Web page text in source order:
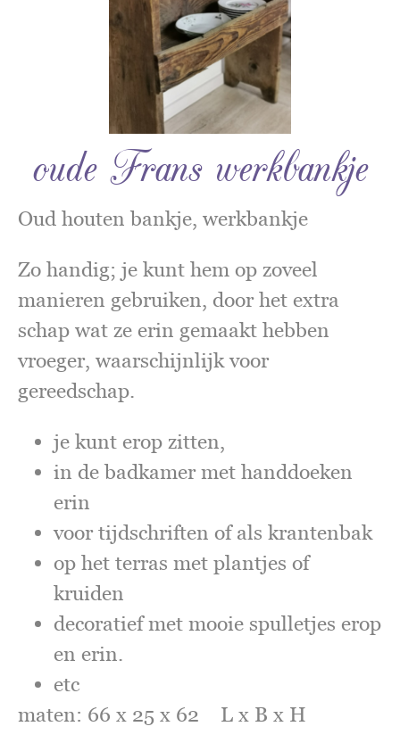
oude Frans werkbankje
Oud houten bankje, werkbankje
Zo handig; je kunt hem op zoveel
manieren gebruiken, door het extra
schap wat ze erin gemaakt hebben
vroeger, waarschijnlijk voor
gereedschap.
je kunt erop zitten,
in de badkamer met handdoeken
erin
voor tijdschriften of als krantenbak
op het terras met plantjes of
kruiden
decoratief met mooie spulletjes erop
en erin.
etc
maten: 66 x 25 x 62 L x B x H